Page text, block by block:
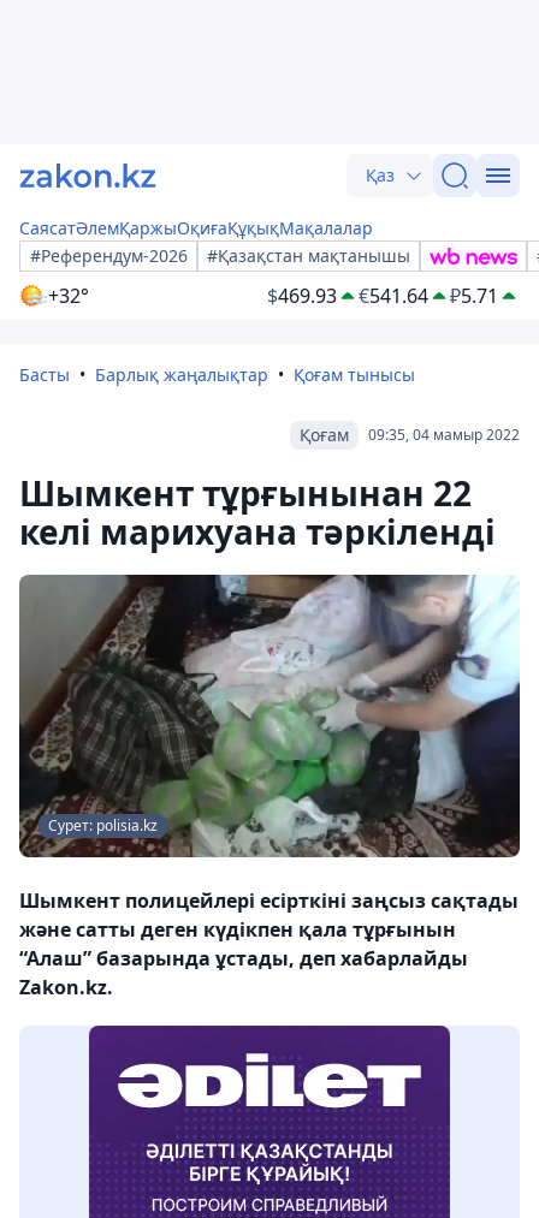
Қаз
СаясатӘлемҚаржыОқиғаҚұқықМақалалар
#Референдум-2026
#Қазақстан мақтанышы
+32° $469.93 €541.64 ₽5.71
Басты Барлық жаңалықтар Қоғам тынысы
09:35, 04 мамыр 2022
Қоғам
Шымкент тұрғынынан 22
келі марихуана тәркіленді
Сурет: polisia.kz
Шымкент полицейлері есірткіні заңсыз сақтады
және сатты деген күдікпен қала тұрғынын
“Алаш” базарында ұстады, деп хабарлайды
Zakon.kz.